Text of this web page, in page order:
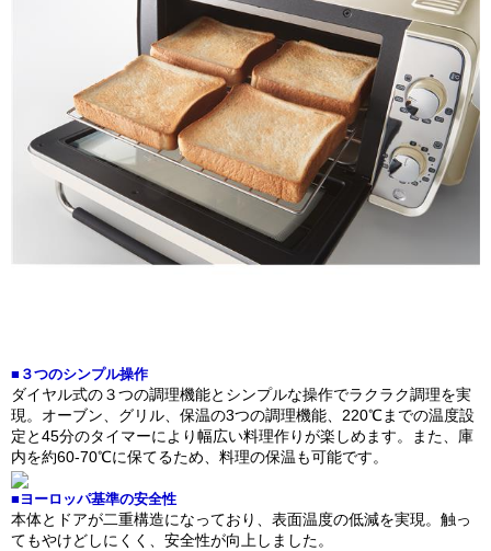
■３つのシンプル操作
ダイヤル式の３つの調理機能とシンプルな操作でラクラク調理を実
現。オーブン、グリル、保温の3つの調理機能、220℃までの温度設
定と45分のタイマーにより幅広い料理作りが楽しめます。また、庫
内を約60-70℃に保てるため、料理の保温も可能です。
■ヨーロッパ基準の安全性
本体とドアが二重構造になっており、表面温度の低減を実現。触っ
てもやけどしにくく、安全性が向上しました。